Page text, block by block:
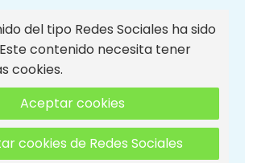
del tipo Redes Sociales ha sido
contenido necesita tener
cookies.
Aceptar cookies
cookies de Redes Sociales